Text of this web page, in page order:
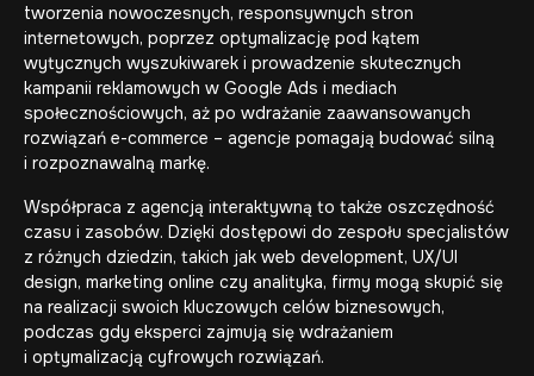
tworzenia nowoczesnych, responsywnych stron
internetowych, poprzez optymalizację pod kątem
wytycznych wyszukiwarek i prowadzenie skutecznych
kampanii reklamowych w Google Ads i mediach
społecznościowych, aż po wdrażanie zaawansowanych
rozwiązań e-commerce – agencje pomagają budować silną
i rozpoznawalną markę.
Współpraca z agencją interaktywną to także oszczędność
czasu i zasobów. Dzięki dostępowi do zespołu specjalistów
z różnych dziedzin, takich jak web development, UX/UI
design, marketing online czy analityka, firmy mogą skupić się
na realizacji swoich kluczowych celów biznesowych,
podczas gdy eksperci zajmują się wdrażaniem
i optymalizacją cyfrowych rozwiązań.